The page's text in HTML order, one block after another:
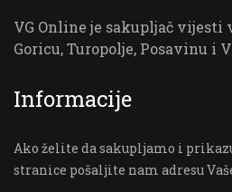
VG Online je sakupljač
Goricu, Turopolje, Posavinu i
Informacije
Ako želite da sakupljamo i
stranice pošaljite nam adresu